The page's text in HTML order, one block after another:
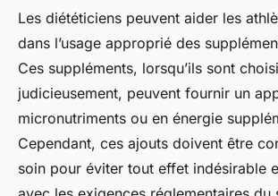
Les diététiciens peuvent aider les
dans l’usage approprié des
Ces suppléments, lorsqu’ils sont
judicieusement, peuvent fournir un
micronutriments ou en énergie
Cependant, ces ajouts doivent être
soin pour éviter tout effet indésirable